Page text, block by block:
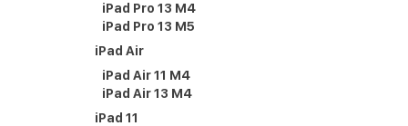
iPad Pro 13 M4
iPad Pro 13 M5
iPad Air
iPad Air 11 M4
iPad Air 13 M4
iPad 11